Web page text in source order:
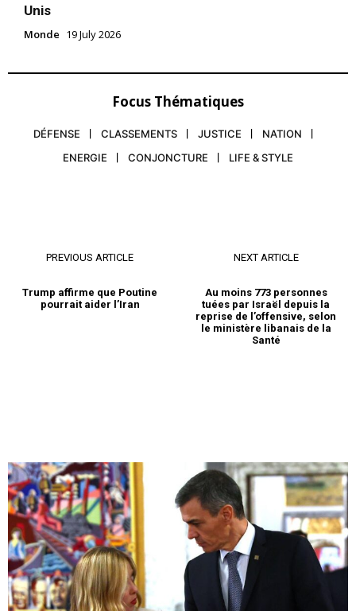
Unis
Monde 19 July 2026
Focus Thématiques
DÉFENSE CLASSEMENTS JUSTICE
NATION
ENERGIE
CONJONCTURE LIFE & STYLE
PREVIOUS ARTICLE
Trump affirme que Poutine
pourrait aider l’Iran
NEXT ARTICLE
Au moins 773 personnes
tuées par Israël depuis la
reprise de l’offensive, selon
le ministère libanais de la
Santé